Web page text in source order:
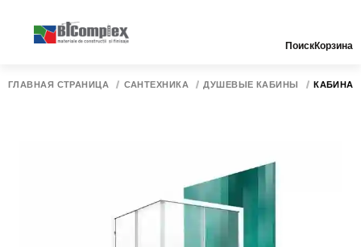
ПоискКорзина
ГЛАВНАЯ СТРАНИЦА САНТЕХНИКА ДУШЕВЫЕ КАБИНЫ КАБИНА